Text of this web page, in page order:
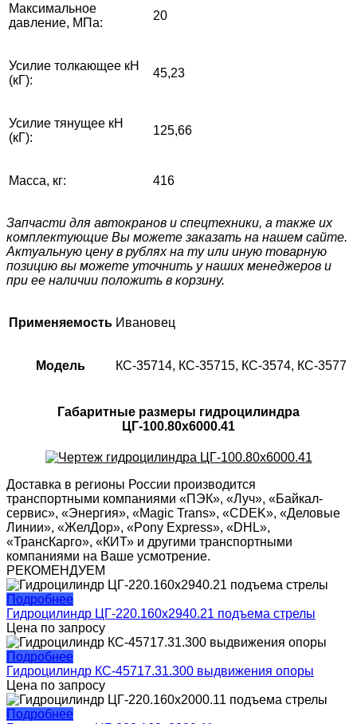
Максимальное
давление, МПа:
20
Усилие толкающее кН
(кГ):
45,23
Усилие тянущее кН
(кГ):
125,66
Масса, кг: 416
Запчасти для автокранов и спецтехники, а также их
комплектующие Вы можете заказать на нашем сайте.
Актуальную цену в рублях на ту или иную товарную
позицию вы можете уточнить у наших менеджеров и
при ее наличии положить в корзину.
Применяемость Ивановец
Модель КС-35714, КС-35715, КС-3574, КС-3577
Габаритные размеры гидроцилиндра
ЦГ-100.80х6000.41
Доставка в регионы России производится
транспортными компаниями «ПЭК», «Луч», «Байкал-
сервис», «Энергия», «Magic Trans», «CDEK», «Деловые
Линии», «ЖелДор», «Pony Express», «DHL»,
«ТрансКарго», «КИТ» и другими транспортными
компаниями на Ваше усмотрение.
РЕКОМЕНДУЕМ
Подробнее
Гидроцилиндр ЦГ-220.160х2940.21 подъема стрелы
Цена по запросу
Подробнее
Гидроцилиндр КС-45717.31.300 выдвижения опоры
Цена по запросу
Подробнее